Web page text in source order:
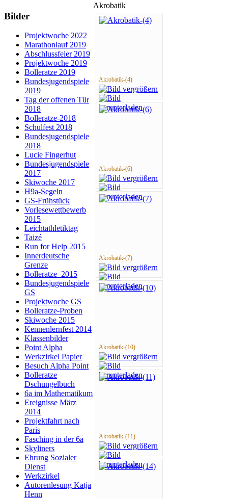
Bilder
Projektwoche 2022
Marathonlauf 2019
Abschlussfeier 2019
Projektwoche 2019
Bolleratze 2019
Bundesjugendspiele
2019
Tag der offenen Tür
2018
Bolleratze-2018
Schulfest 2018
Bundesjugendspiele
2018
Lucie Fingerhut
Bundesjugendspiele
2017
Skiwoche 2017
H9a-Segeln
GS-Frühstück
Vorlesewettbewerb
2015
Leichtathletiktag
Taizé
Run for Help 2015
Innerdeutsche
Grenze
Bolleratze_2015
Bundesjugendspiele
GS
Projektwoche GS
Bolleratze-Proben
Skiwoche 2015
Kennenlernfest 2014
Klassenbilder
Point Alpha
Werkzirkel Papier
Besuch Alpha Point
Bolleratze
Dschungelbuch
6a im Mathematikum
Ereignisse März
2014
Projektfahrt nach
Paris
Fasching in der 6a
Skyliners
Ehrung Sozialer
Dienst
Werkzirkel
Autorenlesung Katja
Henn
ukash
-
Akrobatik
Akrobatik-(4)
Akrobatik-(6)
Akrobatik-(7)
Akrobatik-(10)
Akrobatik-(11)